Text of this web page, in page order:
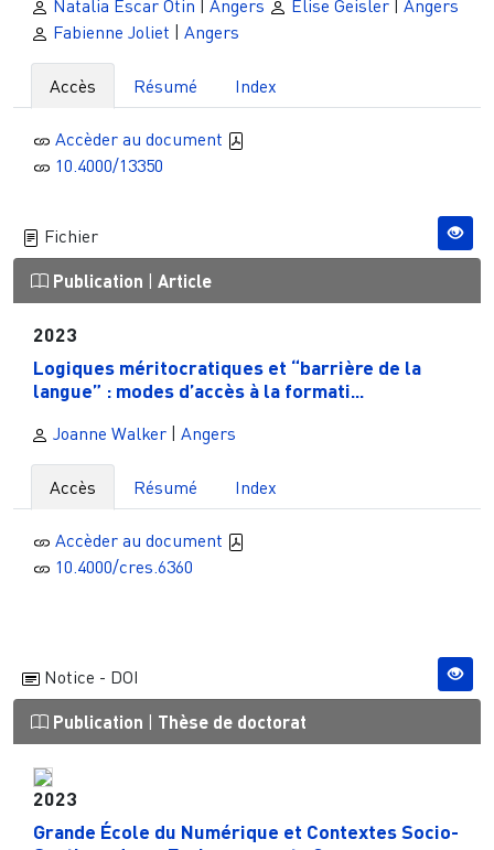
Natalia Escar Otin Angers Elise Geisler
Angers
Fabienne Joliet
Angers
Accès Résumé Index
Accèder au document
10.4000/13350
Fichier
Publication Article
2023
Logiques méritocratiques et “barrière de la
langue” : modes d’accès à la formati...
Joanne Walker Angers
Accès Résumé Index
Accèder au document
10.4000/cres.6360
Notice - DOI
Publication Thèse de doctorat
2023
Grande École du Numérique et Contextes Socio-